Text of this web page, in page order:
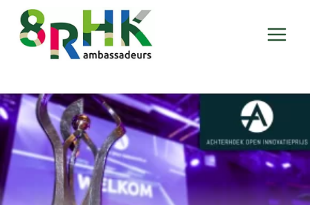
Doorgaan
naar
inhoud